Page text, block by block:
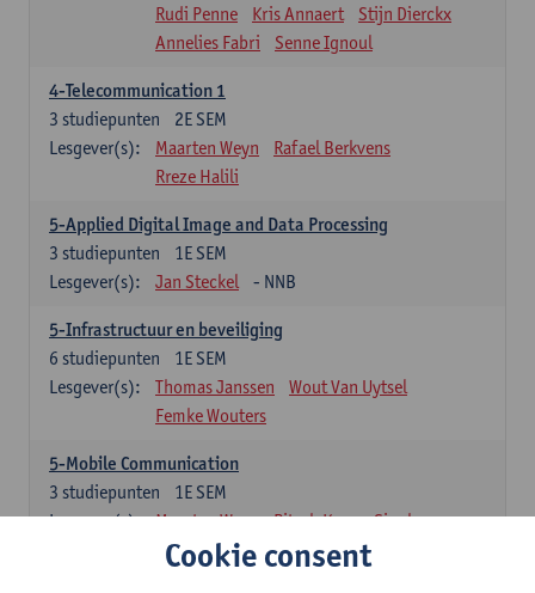
Rudi Penne
Kris Annaert
Stijn Dierckx
Annelies Fabri
Senne Ignoul
4-Telecommunication 1
2E SEM
3 studiepunten
Lesgever(s):
Maarten Weyn
Rafael Berkvens
Rreze Halili
5-Applied Digital Image and Data Processing
1E SEM
3 studiepunten
Lesgever(s):
Jan Steckel - NNB
5-Infrastructuur en beveiliging
1E SEM
6 studiepunten
Lesgever(s):
Thomas Janssen
Wout Van Uytsel
Femke Wouters
5-Mobile Communication
1E SEM
3 studiepunten
Lesgever(s):
Maarten Weyn Ritesh Kumar Singh
5-Telecommunication 2Cookie consent